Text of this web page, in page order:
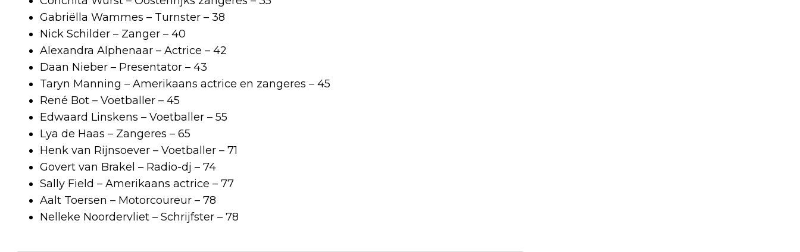
Gabriëlla Wammes – Turnster – 38
Nick Schilder – Zanger – 40
Alexandra Alphenaar – Actrice – 42
Daan Nieber – Presentator – 43
Taryn Manning – Amerikaans actrice en zangeres – 45
René Bot – Voetballer – 45
Edwaard Linskens – Voetballer – 55
Lya de Haas – Zangeres – 65
Henk van Rijnsoever – Voetballer – 71
Govert van Brakel – Radio-dj – 74
Sally Field – Amerikaans actrice – 77
Aalt Toersen – Motorcoureur – 78
Nelleke Noordervliet – Schrijfster – 78